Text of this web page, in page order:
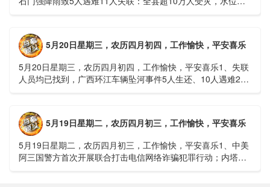
5月20日星期三，农历四月初四，工作愉快，平安喜乐
5月20日星期三，农历四月初四，工作愉快，平安喜乐1、失联
人员均已找到，广西环江车辆坠河事件5人生还、10人遇难2、
5月19日星期二，农历四月初三，工作愉快，平安喜乐
5月19日星期二，农历四月初三，工作愉快，平安喜乐1、中美
阿三国警方首次开展联合打击电信网络诈骗犯罪行动；内塔尼